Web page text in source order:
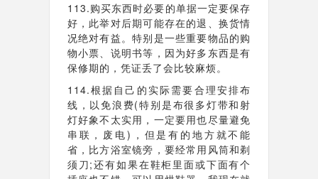
113.购买东西时必要的单据一定要保存
好，此举对后期可能存在的退、换货情
况绝对有益。特别是一些重要物品的购
物小票、说明书等，因为好多东西是有
保修期的，凭证丢了会比较麻烦。
114.根据自己的实际需要合理安排布
线，以免浪费(特别是布很多灯带和射
灯好象不太实用，一定要用也尽量避免
串联，废电)，但是有的地方就不能
省，比方浴室镜旁，要经常用风筒和剃
须刀;还有如果在鞋柜里面或下面有个